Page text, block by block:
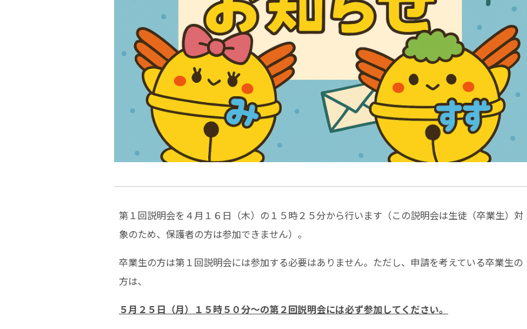
第１回説明会を４月１６日（木）の１５時２５分から行います（この説明会は生徒（卒業生）対
象のため、保護者の方は参加できません）。
卒業生の方は第１回説明会には参加する必要はありません。ただし、申請を考えている卒業生の
方は、
５月２５日（月）１５時５０分～の第２回説明会には必ず参加してください。